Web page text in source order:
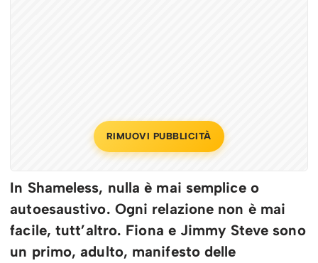
RIMUOVI PUBBLICITÀ
In Shameless, nulla è mai semplice o
autoesaustivo. Ogni relazione non è mai
facile, tutt’altro. Fiona e Jimmy Steve sono
un primo, adulto, manifesto delle